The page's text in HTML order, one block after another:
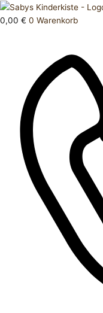
Zum
Inhalt
0,00 € 0 Warenkorb
Products
search
Strumpfhose
74